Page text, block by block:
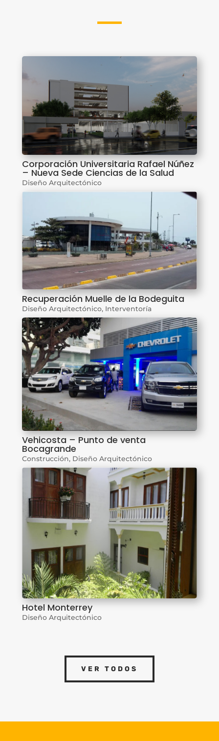
Corporación Universitaria Rafael Núñez
– Nueva Sede Ciencias de la Salud
Diseño Arquitectónico
Recuperación Muelle de la Bodeguita
Diseño Arquitectónico, Interventoría
Vehicosta – Punto de venta
Bocagrande
Construcción, Diseño Arquitectónico
Hotel Monterrey
Diseño Arquitectónico
VER TODOS